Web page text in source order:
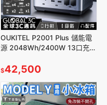
OUKITEL P2001 Plus 儲能電
源 2048Wh/2400W 13口充電
$42,500